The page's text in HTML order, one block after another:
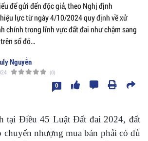
để gửi đến độc giả, theo Nghị định
lực từ ngày 4/10/2024 quy định về xử
chính trong lĩnh vực đất đai như chậm sang
sổ đỏ…
Nguyễn
(0)
0
tại Điều 45 Luật Đất đai 2024, đất
chuyển nhượng mua bán phải có đủ